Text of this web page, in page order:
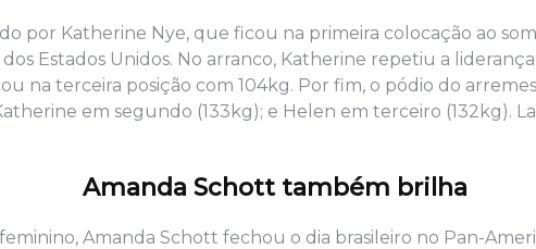
por Katherine Nye, que ficou na primeira colocação ao
Estados Unidos. No arranco, Katherine repetiu a
na terceira posição com 104kg. Por fim, o pódio do
em segundo (133kg); e Helen em terceiro (132kg).
Amanda Schott também brilha
Amanda Schott fechou o dia brasileiro no Pan-